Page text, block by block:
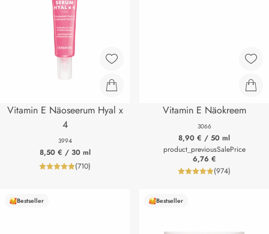
Vitamin E Näoseerum Hyal x
4
3994
8,50 € / 30 ml
product_reviewNumberLabel
(710)
Vitamin E Näokreem
3066
8,90 € / 50 ml
product_previousSalePrice
6,76 €
(974)
Bestseller Bestseller